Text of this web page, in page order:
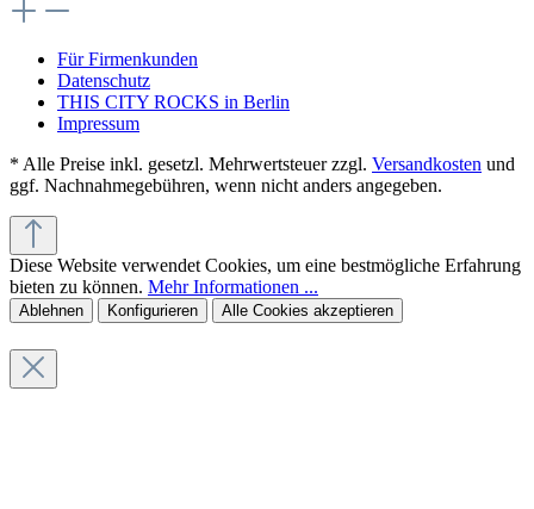
Für Firmenkunden
Datenschutz
THIS CITY ROCKS in Berlin
Impressum
* Alle Preise inkl. gesetzl. Mehrwertsteuer zzgl. Versandkosten und
ggf. Nachnahmegebühren, wenn nicht anders angegeben.
Diese Website verwendet Cookies, um eine bestmögliche Erfahrung
bieten zu können. Mehr Informationen ...
Ablehnen Konfigurieren Alle Cookies akzeptieren